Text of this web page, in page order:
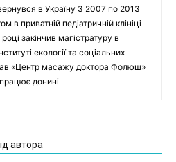
в Україну З 2007 по 2013
в приватній педіатричній клініці
закінчив магістратуру в
екології та соціальних
«Центр масажу доктора Фолюш»
працює донині
автора